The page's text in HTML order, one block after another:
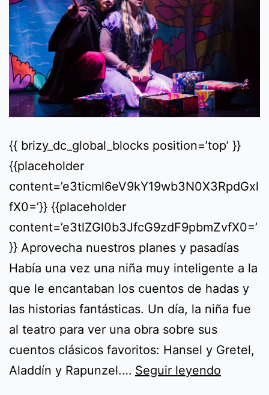
{{ brizy_dc_global_blocks position=’top’ }}
{{placeholder
content=’e3ticml6eV9kY19wb3N0X3RpdGxl
fX0=’}} {{placeholder
content=’e3tlZGl0b3JfcG9zdF9pbmZvfX0=’
}} Aprovecha nuestros planes y pasadías
Había una vez una niña muy inteligente a la
que le encantaban los cuentos de hadas y
las historias fantásticas. Un día, la niña fue
al teatro para ver una obra sobre sus
cuentos clásicos favoritos: Hansel y Gretel,
Aladdín y Rapunzel.… Seguir leyendo